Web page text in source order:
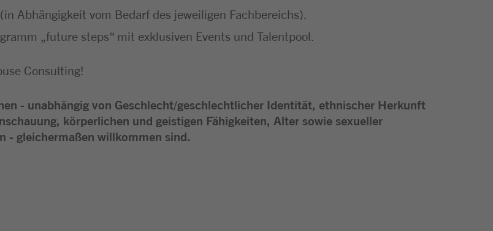
Abhängigkeit vom Bedarf des jeweiligen Fachbereichs).
„future steps“ mit exklusiven Events und Talentpool.
Consulting!
- unabhängig von Geschlecht/geschlechtlicher Identität, ethnischer Herkunft
körperlichen und geistigen Fähigkeiten, Alter sowie sexueller
- gleichermaßen willkommen sind.